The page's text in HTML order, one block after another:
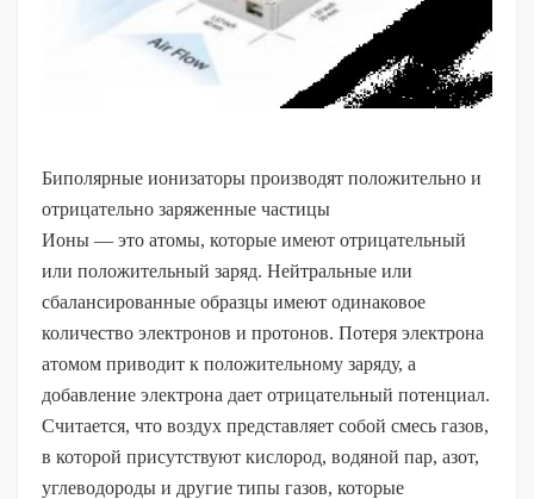
Биполярные ионизаторы производят положительно и
отрицательно заряженные частицы
Ионы — это атомы, которые имеют отрицательный
или положительный заряд. Нейтральные или
сбалансированные образцы имеют одинаковое
количество электронов и протонов. Потеря электрона
атомом приводит к положительному заряду, а
добавление электрона дает отрицательный потенциал.
Считается, что воздух представляет собой смесь газов,
в которой присутствуют кислород, водяной пар, азот,
углеводороды и другие типы газов, которые